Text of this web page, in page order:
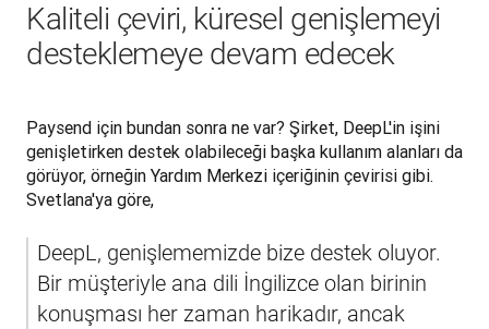
Kaliteli çeviri, küresel genişlemeyi
desteklemeye devam edecek
Paysend için bundan sonra ne var? Şirket, DeepL'in işini
genişletirken destek olabileceği başka kullanım alanları da
görüyor, örneğin Yardım Merkezi içeriğinin çevirisi gibi.
Svetlana'ya göre,
DeepL, genişlememizde bize destek oluyor.
Bir müşteriyle ana dili İngilizce olan birinin
konuşması her zaman harikadır, ancak